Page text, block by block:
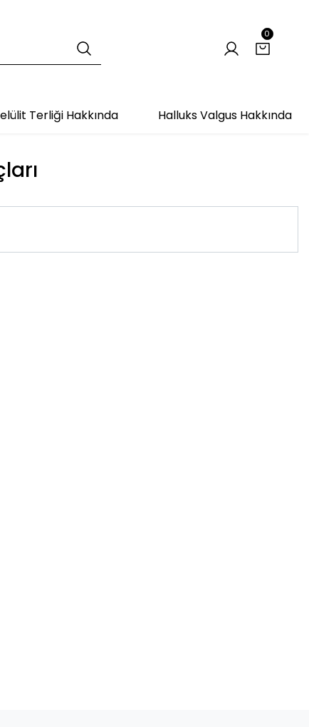
0
Terliği Hakkında Halluks Valgus Hakkında